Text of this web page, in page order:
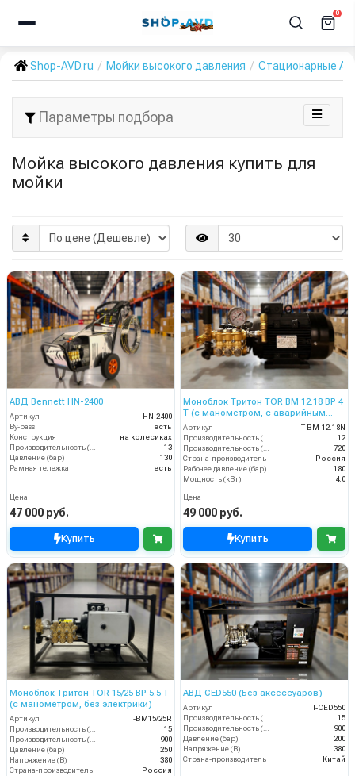
0
Shop-AVD.ru Мойки высокого давления Стационарные
Параметры подбора
Мойка высокого давления купить для
мойки
АВД Bennett HN-2400
Артикул
HN-2400
By-pass
есть
Конструкция
на колесиках
13
Давление (бар)
130
Рамная тележка
есть
Цена
47 000 руб.
Купить
Моноблок Тритон TOR ВМ 12.18 ВР 4
Т (с манометром, с аварийным
регулятором давления SVL17 170
бар, без электрики)
Артикул
T-BM-12.18N
12
720
Страна-производитель
Россия
Рабочее давление (бар)
180
Мощность (кВт)
4.0
Цена
49 000 руб.
Купить
Моноблок Тритон TOR 15/25 ВР 5.5 T
(с манометром, без электрики)
Артикул
T-BM15/25R
Производительность (л/мин)
15
Производительность (л/ч)
900
Давление (бар)
250
Напряжение (В)
380
Страна-производитель
Россия
АВД CED550 (Без аксессуаров)
Артикул
T-CED550
Производительность (л/мин)
15
Производительность (л/ч)
900
Давление (бар)
200
Напряжение (В)
380
Страна-производитель
Китай